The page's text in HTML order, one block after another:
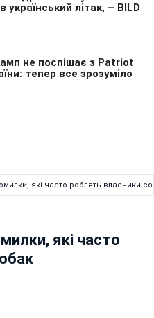
які часто роблять власники
які часто